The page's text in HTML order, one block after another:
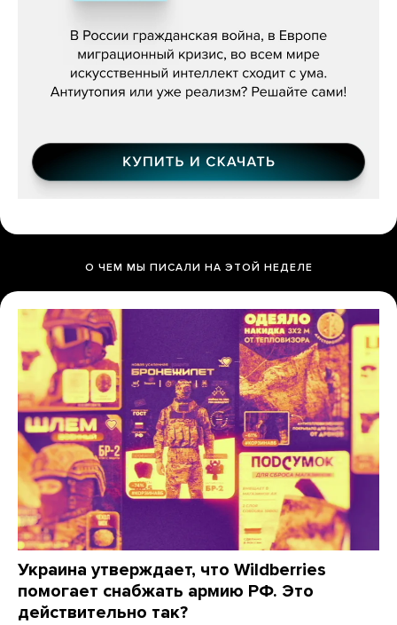
О ЧЕМ МЫ ПИСАЛИ НА ЭТОЙ НЕДЕЛЕ
Украина утверждает, что Wildberries
помогает снабжать армию РФ. Это
действительно так?